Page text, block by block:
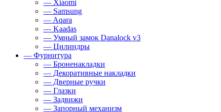
— Xiaomi
— Samsung
— Aqara
— Kaadas
— Умный замок Danalock v3
— Цилиндры
— Фурнитура
— Броненакладки
— Декоративные накладки
— Дверные ручки
— Глазки
— Задвижи
— Запорный механизм